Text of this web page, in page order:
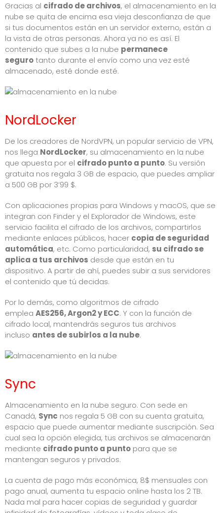
Gracias al cifrado de archivos, el almacenamiento en la
nube se quita de encima esa vieja desconfianza de que
si tus documentos están en un servidor externo, están a
la vista de otras personas. Ahora ya no es así. El
contenido que subes a la nube permanece
segurotanto durante el envío como una vez esté
almacenado, esté donde esté.
NordLocker
De los creadores de NordVPN, un popular servicio de VPN,
nos llega NordLocker, su almacenamiento en la nube
que apuesta por el cifrado punto a punto. Su versión
gratuita nos regala 3 GB de espacio, que puedes ampliar
a 500 GB por 3’99 $.
Con aplicaciones propias para Windows y macOS, que se
integran con Finder y el Explorador de Windows, este
servicio facilita el cifrado de los archivos, compartirlos
mediante enlaces públicos, hacer copia de seguridad
automática, etc. Como particularidad, su cifrado se
aplica a tus archivos desde que están en tu
dispositivo. A partir de ahí, puedes subir a sus servidores
el contenido que tú decidas.
Por lo demás, como algoritmos de cifrado
emplea AES256, Argon2 y ECC. Y con la función de
cifrado local, mantendrás seguros tus archivos
incluso antes de subirlos a la nube.
Sync
Almacenamiento en la nube seguro. Con sede en
Canadá, Sync nos regala 5 GB con su cuenta gratuita,
espacio que puede aumentar mediante suscripción. Sea
cual sea la opción elegida, tus archivos se almacenarán
mediante cifrado punto a punto para que se
mantengan seguros y privados.
La cuenta de pago más económica, 8$ mensuales con
pago anual, aumenta tu espacio online hasta los 2 TB.
Nada mal para hacer copias de seguridad y guardar